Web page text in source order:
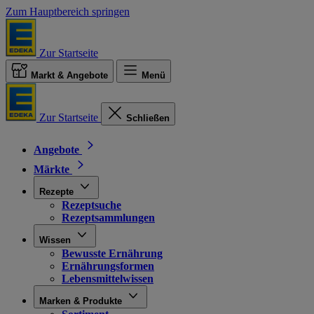
Zum Hauptbereich springen
Zur Startseite
Markt & Angebote Menü
Zur Startseite Schließen
Angebote
Märkte
Rezepte
Rezeptsuche
Rezeptsammlungen
Wissen
Bewusste Ernährung
Ernährungsformen
Lebensmittelwissen
Marken & Produkte